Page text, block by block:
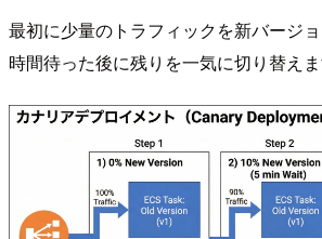
最初に少量のトラフィックを新バージ
時間待った後に残りを一気に切り替えま